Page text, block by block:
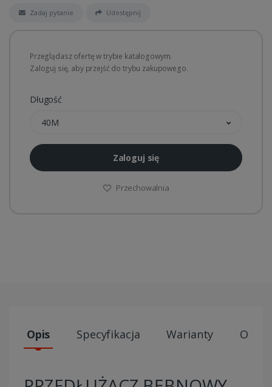
Zadaj pytanie Udostępnij
Przeglądasz ofertę w trybie katalogowym.
Zaloguj się, aby przejść do trybu zakupowego.
Długość
40M
Zaloguj się
Przechowalnia
Opis Specyfikacja Warianty